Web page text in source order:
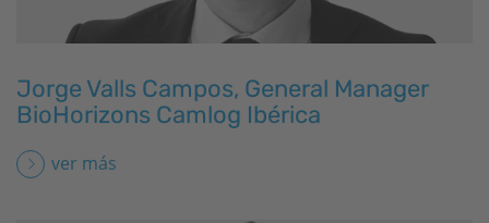
Jorge Valls Campos, General Manager
BioHorizons Camlog Ibérica
ver más